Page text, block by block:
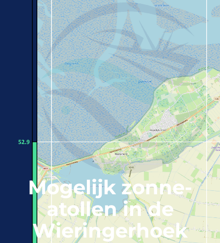
Mogelijk zonne-
atollen in de
Wieringerhoek